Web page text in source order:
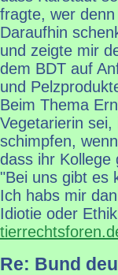
fragte, wer
Daraufhin
und zeigte mir
dem BDT auf
und
Beim Thema
Vegetarierin
schimpfen,
dass ihr Kollege
"Bei uns gibt es
Ich habs mir
Idiotie oder
Re: Bund